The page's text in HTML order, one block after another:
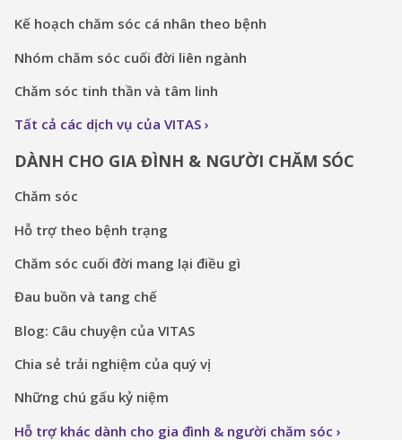
Kế hoạch chăm sóc cá nhân theo bệnh
Nhóm chăm sóc cuối đời liên ngành
Chăm sóc tinh thần và tâm linh
Tất cả các dịch vụ của VITAS
DÀNH CHO GIA ĐÌNH & NGƯỜI CHĂM SÓC
Chăm sóc
Hỗ trợ theo bệnh trạng
Chăm sóc cuối đời mang lại điều gì
Đau buồn và tang chế
Blog: Câu chuyện của VITAS
Chia sẻ trải nghiệm của quý vị
Những chú gấu kỷ niệm
Hỗ trợ khác dành cho gia đình & người chăm sóc